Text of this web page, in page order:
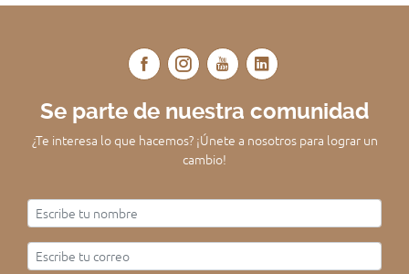
Se parte de nuestra comunidad
¿Te interesa lo que hacemos? ¡Únete a nosotros para lograr un
cambio!